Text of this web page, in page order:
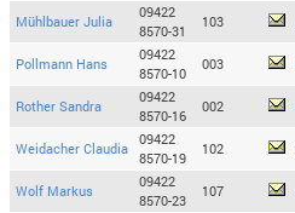
Mühlbauer Julia
09422
8570-31
103
Pollmann Hans
09422
8570-10
003
Rother Sandra
09422
8570-16
002
Weidacher Claudia
09422
8570-19
102
Wolf Markus
09422
8570-23
107